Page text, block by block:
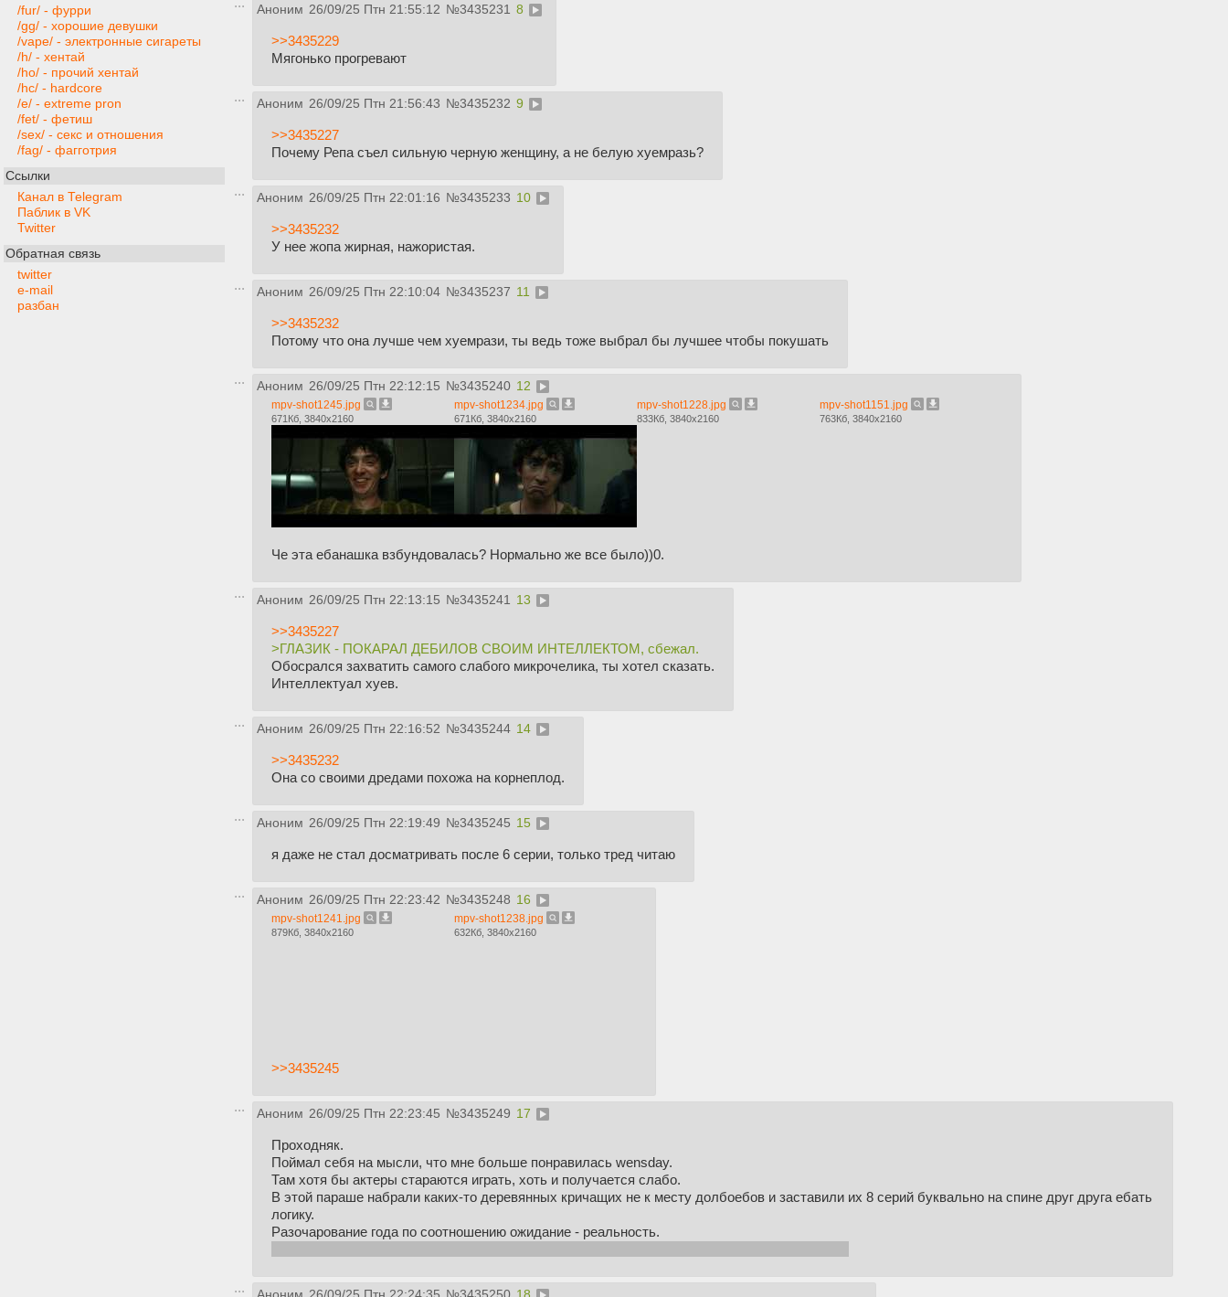
/fur/ - фурри
/gg/ - хорошие девушки
/vape/ - электронные сигареты
/h/ - хентай
/ho/ - прочий хентай
/hc/ - hardcore
/e/ - extreme pron
/fet/ - фетиш
/sex/ - секс и отношения
/fag/ - фагготрия
Ссылки
Канал в Telegram
Паблик в VK
Twitter
Обратная связь
twitter
e-mail
разбан
Аноним 26/09/25 Птн 21:55:12 №3435231 8
>>3435229
Мягонько прогревают
Аноним 26/09/25 Птн 21:56:43 №3435232 9
>>3435227
Почему Репа съел сильную черную женщину, а не белую хуемразь?
Аноним 26/09/25 Птн 22:01:16 №3435233 10
>>3435232
У нее жопа жирная, нажористая.
Аноним 26/09/25 Птн 22:10:04 №3435237 11
>>3435232
Потому что она лучше чем хуемрази, ты ведь тоже выбрал бы лучшее чтобы покушать
Аноним 26/09/25 Птн 22:12:15 №3435240 12
mpv-shot1245.jpg
671Кб, 3840x2160
mpv-shot1234.jpg
671Кб, 3840x2160
mpv-shot1228.jpg
833Кб, 3840x2160
mpv-shot1151.jpg
763Кб, 3840x2160
Че эта ебанашка взбундовалась? Нормально же все было))0.
Аноним 26/09/25 Птн 22:13:15 №3435241 13
>>3435227
>ГЛАЗИК - ПОКАРАЛ ДЕБИЛОВ СВОИМ ИНТЕЛЛЕКТОМ, сбежал.
Обосрался захватить самого слабого микрочелика, ты хотел сказать.
Интеллектуал хуев.
Аноним 26/09/25 Птн 22:16:52 №3435244 14
>>3435232
Она со своими дредами похожа на корнеплод.
Аноним 26/09/25 Птн 22:19:49 №3435245 15
я даже не стал досматривать после 6 серии, только тред читаю
Аноним 26/09/25 Птн 22:23:42 №3435248 16
mpv-shot1241.jpg
879Кб, 3840x2160
mpv-shot1238.jpg
632Кб, 3840x2160
>>3435245
Аноним 26/09/25 Птн 22:23:45 №3435249 17
Проходняк.
Поймал себя на мысли, что мне больше понравилась wensday.
Там хотя бы актеры стараются играть, хоть и получается слабо.
В этой параше набрали каких-то деревянных кричащих не к месту долбоебов и заставили их 8 серий буквально на спине друг друга ебать
логику.
Разочарование года по соотношению ожидание - реальность.